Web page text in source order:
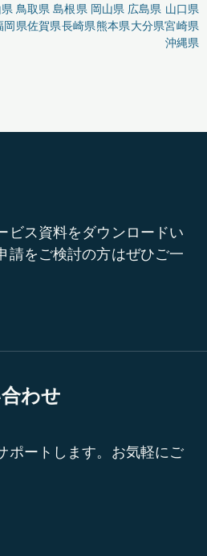
鳥取県 島根県 岡山県 広島県 山口県
岡県佐賀県長崎県熊本県大分県宮崎県
沖縄県
ビス資料をダウンロードい
請をご検討の方はぜひご一
わせ
ポートします。お気軽にご